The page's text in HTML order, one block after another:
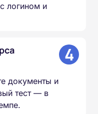
логином и
4
документы и
тест — в